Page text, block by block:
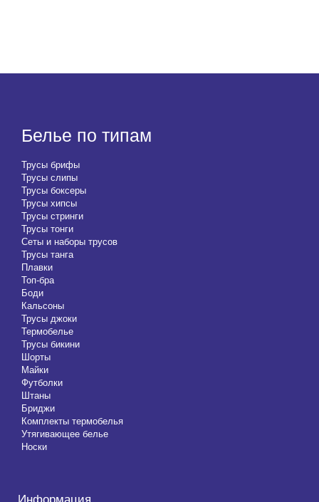
Белье по типам
Трусы брифы
Трусы слипы
Трусы боксеры
Трусы хипсы
Трусы стринги
Трусы тонги
Сеты и наборы трусов
Трусы танга
Плавки
Топ-бра
Боди
Кальсоны
Трусы джоки
Термобелье
Трусы бикини
Шорты
Майки
Футболки
Штаны
Бриджи
Комплекты термобелья
Утягивающее белье
Носки